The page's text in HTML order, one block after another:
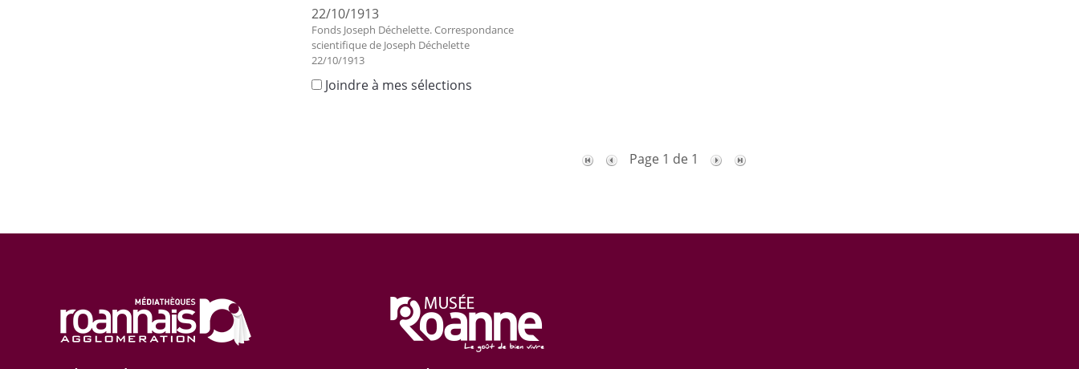
22/10/1913
Fonds Joseph Déchelette. Correspondance
scientifique de Joseph Déchelette
22/10/1913
Joindre à mes sélections
Page 1 de 1